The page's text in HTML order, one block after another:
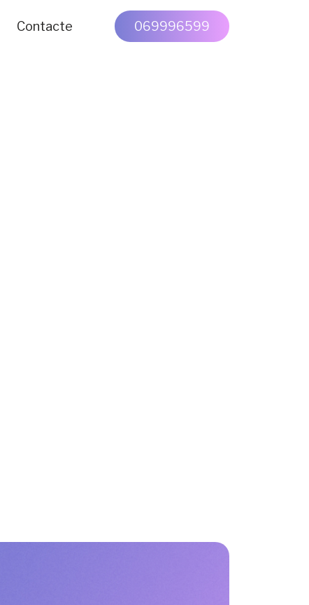
Contacte 069996599